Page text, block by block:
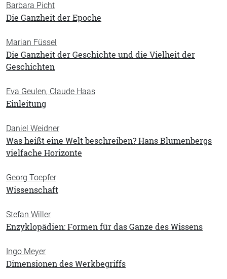
Barbara Picht
Die Ganzheit der Epoche
Marian Füssel
Die Ganzheit der Geschichte und die Vielheit der
Geschichten
Eva Geulen, Claude Haas
Einleitung
Daniel Weidner
Was heißt eine Welt beschreiben? Hans Blumenbergs
vielfache Horizonte
Georg Toepfer
Wissenschaft
Stefan Willer
Enzyklopädien: Formen für das Ganze des Wissens
Ingo Meyer
Dimensionen des Werkbegriffs